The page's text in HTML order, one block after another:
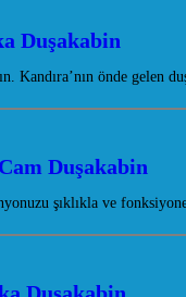
Duşakabin
önde gelen
Duşakabin
şıklıkla ve